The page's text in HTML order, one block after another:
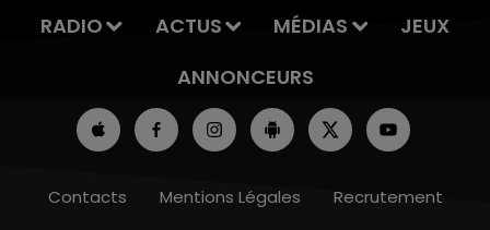
RADIO ACTUS MÉDIAS
JEUX
ANNONCEURS
Contacts Mentions Légales
Recrutement